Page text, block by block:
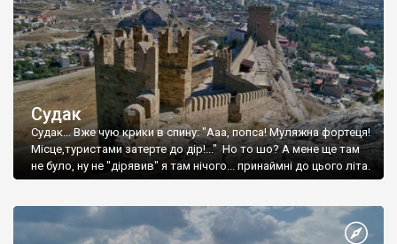
Судак
Судак... Вже чую крики в спину: "Ааа, попса! Муляжна фортеця!
Місце,туристами затерте до дір!..." Но то шо? А мене ще там
не було, ну не "дірявив" я там нічого... принаймні до цього літа.